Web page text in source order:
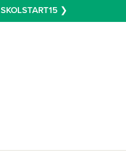
SKOLSTART15❯